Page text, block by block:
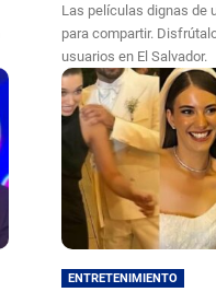
Las películas dignas de
para compartir.
usuarios en El Salvador.
ENTRETENIMIENTO